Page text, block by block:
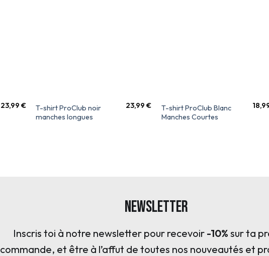
23,99 €
T-shirt ProClub noir
manches longues
23,99€
T-shirt ProClub Blanc
Manches Courtes
Newsletter
Inscris toi à notre newsletter pour recevoir -10% sur ta
commande, et être à l’affut de toutes nos nouveautés et